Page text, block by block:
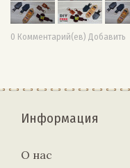
0 Комментарий(ев) Добавить
Информация
О нас